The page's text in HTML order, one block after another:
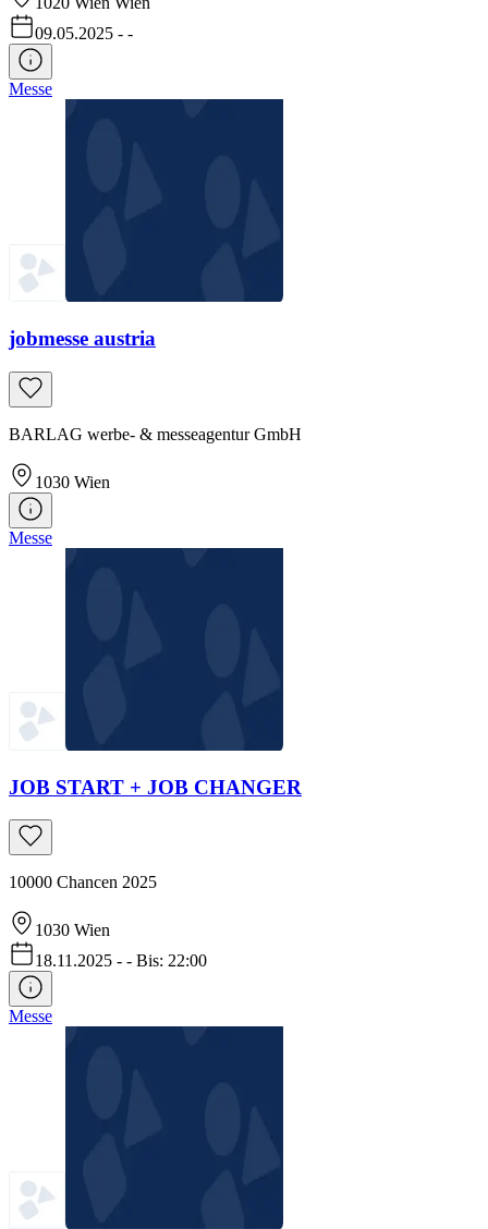
09.05.2025 - -
Messe
jobmesse austria
BARLAG werbe- & messeagentur GmbH
1030 Wien
Messe
JOB START + JOB CHANGER
10000 Chancen 2025
1030 Wien
18.11.2025 - - Bis: 22:00
Messe